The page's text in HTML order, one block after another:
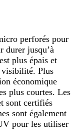
perforés pour
durer jusqu’à
plus épais et
visibilité. Plus
économique
plus courtes. Les
sont certifiés
sont également
pour les utiliser